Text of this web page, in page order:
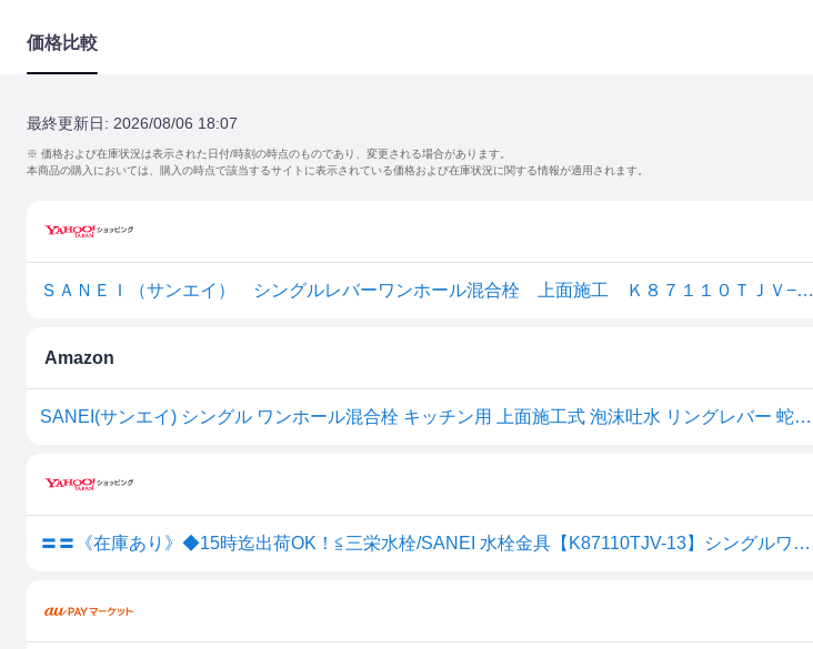
価格比較
最終更新日: 2026/08/06 18:07
※ 価格および在庫状況は表示された日付/時刻の時点のものであり、変更される場合があります。
本商品の購入においては、購入の時点で該当するサイトに表示されている価格および在庫状況に関する情報が適用されます。
ＳＡＮＥＩ（サンエイ） シングルレバーワンホール混合栓 上面施工 Ｋ８７１１０ＴＪＶ−１３
Amazon
SANEI(サンエイ) シングル ワンホール混合栓 キッチン用 上面施工式 泡沫吐水 リングレバー 蛇口 キッチン水栓 K87110TJV-13
〓〓《在庫あり》◆15時迄出荷OK！≦三栄水栓/SANEI 水栓金具【K87110TJV-13】シングルワンホール混合栓